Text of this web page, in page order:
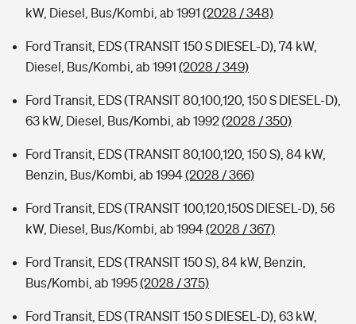
kW, Diesel, Bus/Kombi, ab 1991 (2028 / 348)
Ford Transit, EDS (TRANSIT 150 S DIESEL-D), 74 kW,
Diesel, Bus/Kombi, ab 1991 (2028 / 349)
Ford Transit, EDS (TRANSIT 80,100,120, 150 S DIESEL-D),
63 kW, Diesel, Bus/Kombi, ab 1992(2028 / 350)
Ford Transit, EDS (TRANSIT 80,100,120, 150 S), 84 kW,
Benzin, Bus/Kombi, ab 1994(2028 / 366)
Ford Transit, EDS (TRANSIT 100,120,150S DIESEL-D), 56
kW, Diesel, Bus/Kombi, ab 1994(2028 / 367)
Ford Transit, EDS (TRANSIT 150 S), 84 kW, Benzin,
Bus/Kombi, ab 1995(2028 / 375)
Ford Transit, EDS (TRANSIT 150 S DIESEL-D), 63 kW,